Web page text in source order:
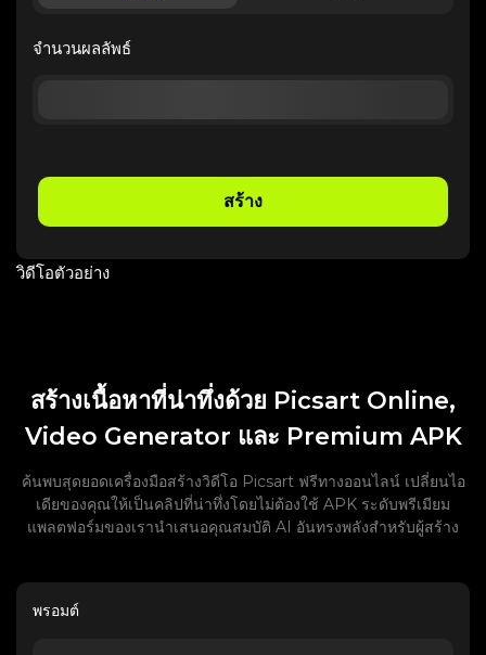
จำนวนผลลัพธ์
สร้าง
วิดีโอตัวอย่าง
สร้างเนื้อหาที่น่าทึ่งด้วย Picsart Online,
Video Generator และ Premium APK
ค้นพบสุดยอดเครื่องมือสร้างวิดีโอ Picsart ฟรีทางออนไลน์ เปลี่ยนไอ
เดียของคุณให้เป็นคลิปที่น่าทึ่งโดยไม่ต้องใช้ APK ระดับพรีเมียม
แพลตฟอร์มของเรานำเสนอคุณสมบัติ AI อันทรงพลังสำหรับผู้สร้าง
พรอมต์